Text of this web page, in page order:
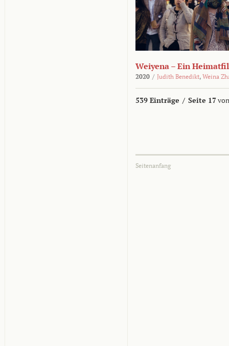
Weiyena – Ein
2020 / Judith Benedikt, Weina
539 Einträge / Seite 17
Seitenanfang